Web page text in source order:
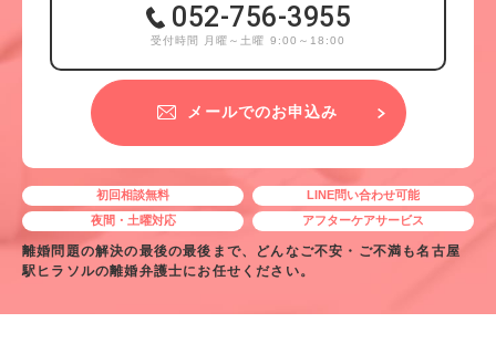
052-756-3955
受付時間 月曜～土曜 9:00～18:00
メールでのお申込み
初回相談無料
LINE問い合わせ可能
夜間・土曜対応
アフターケアサービス
離婚問題の解決の最後の最後まで、どんなご不安・ご不満も名古屋
駅ヒラソルの離婚弁護士にお任せください。